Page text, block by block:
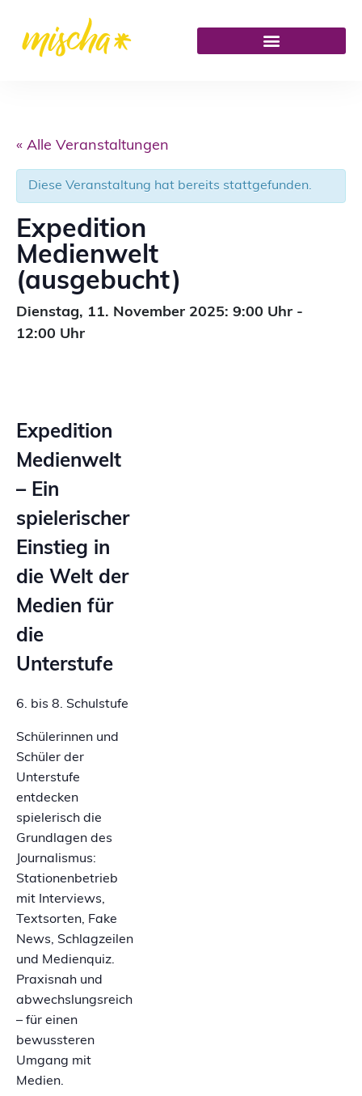
« Alle Veranstaltungen
Diese Veranstaltung hat bereits stattgefunden.
Expedition
Medienwelt
(ausgebucht)
Dienstag, 11. November 2025: 9:00 Uhr -
12:00 Uhr
Expedition
Medienwelt
– Ein
spielerischer
Einstieg in
die Welt der
Medien für
die
Unterstufe
6. bis 8. Schulstufe
Schülerinnen und
Schüler der
Unterstufe
entdecken
spielerisch die
Grundlagen des
Journalismus:
Stationenbetrieb
mit Interviews,
Textsorten, Fake
News, Schlagzeilen
und Medienquiz.
Praxisnah und
abwechslungsreich
– für einen
bewussteren
Umgang mit
Medien.